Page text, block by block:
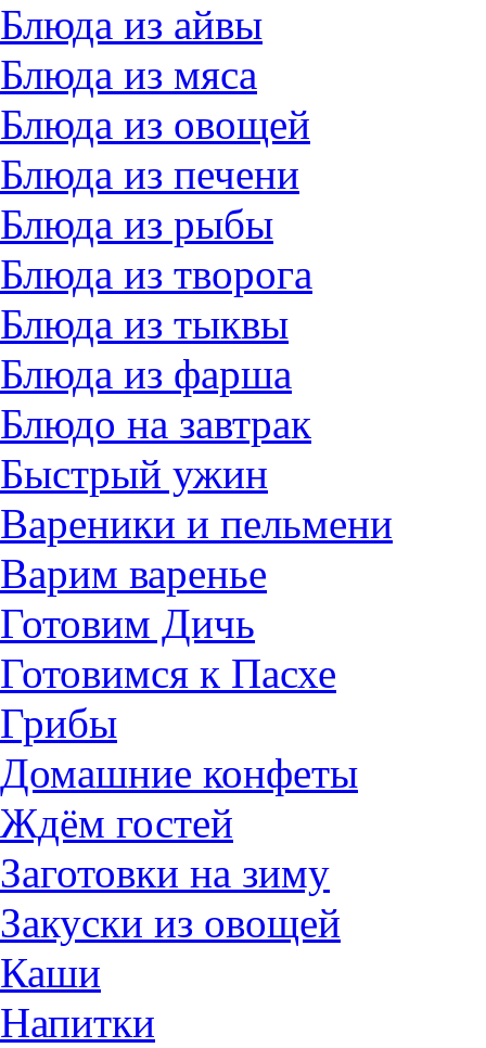
Блюда из айвы
Блюда из мяса
Блюда из овощей
Блюда из печени
Блюда из рыбы
Блюда из творога
Блюда из тыквы
Блюда из фарша
Блюдо на завтрак
Быстрый ужин
Вареники и пельмени
Варим варенье
Готовим Дичь
Готовимся к Пасхе
Грибы
Домашние конфеты
Ждём гостей
Заготовки на зиму
Закуски из овощей
Каши
Напитки